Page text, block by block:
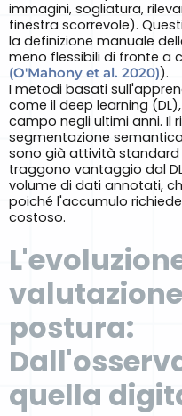
immagini, sogliatura,
finestra scorrevole).
la definizione manuale
meno flessibili di fronte a
(O'Mahony et al. 2020)).
I metodi basati
come il deep learning
campo negli ultimi anni. Il
segmentazione
sono già attività
traggono vantaggio dal
volume di dati annotati,
poiché l'accumulo
costoso.
postura:
quella